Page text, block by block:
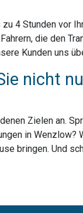
4 Stunden vor
die den
Kunden uns
nicht
Zielen an.
in Wenzlow?
bringen. Und